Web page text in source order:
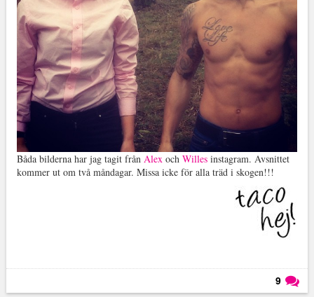
Båda bilderna har jag tagit från Alexoch Willes instagram. Avsnittet
kommer ut om två måndagar. Missa icke för alla träd i skogen!!!
9